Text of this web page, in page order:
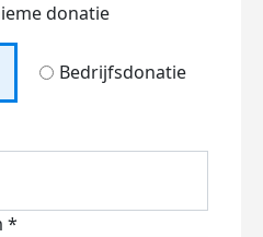
donatie
Bedrijfsdonatie
*